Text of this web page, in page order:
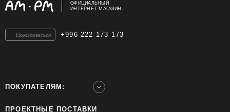
ОФИЦИАЛЬНЫЙ
ИНТЕРНЕТ-МАГАЗИН
+996 222 173 173
Пожаловаться
ПОКУПАТЕЛЯМ:
ПРОЕКТНЫЕ ПОСТАВКИ